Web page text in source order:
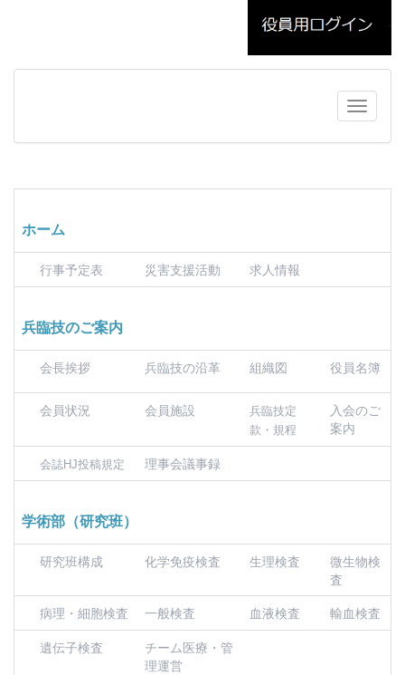
ホーム
行事予定表 災害支援活動 求人情報
兵臨技のご案内
会長挨拶 兵臨技の沿革 組織図 役員名簿
会員状況 会員施設
兵臨技定
款・規程
入会のご
案内
会誌HJ投稿規定 理事会議事録
学術部（研究班）
研究班構成 化学免疫検査 生理検査
微生物検
査
病理・細胞検査
一般検査 血液検査
輸血検査
遺伝子検査
チーム医療・管
理運営